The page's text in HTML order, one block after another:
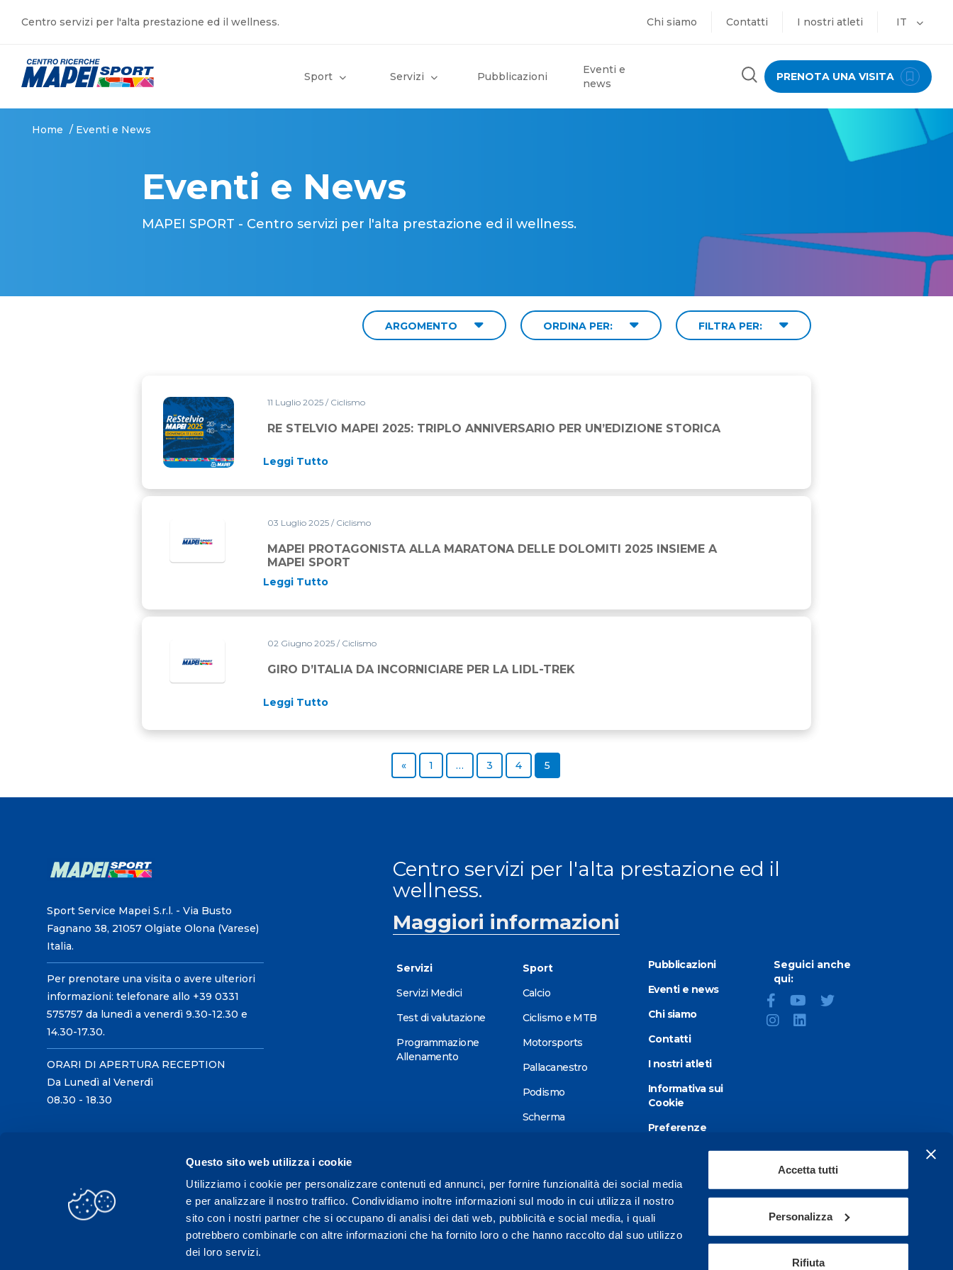
Questo sito web utilizza i cookie
Utilizziamo i cookie per personalizzare contenuti ed annunci, per fornire funzionalità dei social media
e per analizzare il nostro traffico. Condividiamo inoltre informazioni sul modo in cui utilizza il nostro
sito con i nostri partner che si occupano di analisi dei dati web, pubblicità e social media, i quali
potrebbero combinarle con altre informazioni che ha fornito loro o che hanno raccolto dal suo utilizzo
dei loro servizi.
Accetta tutti
Personalizza
Rifiuta
Centro servizi per l'alta prestazione ed il wellness. Chi siamo Contatti I nostri atleti IT
Sport Servizi Pubblicazioni
Eventi e
news
PRENOTA UNA VISITA
Home / Eventi e News
Eventi e News
MAPEI SPORT - Centro servizi per l'alta prestazione ed il wellness.
ARGOMENTO ORDINA PER: FILTRA PER:
RE STELVIO MAPEI 2025: TRIPLO ANNIVERSARIO PER UN’EDIZIONE STORICA
11 Luglio 2025 / Ciclismo
RE STELVIO MAPEI 2025: TRIPLO ANNIVERSARIO PER UN’EDIZIONE STORICA
Leggi Tutto
03 Luglio 2025 / Ciclismo
MAPEI PROTAGONISTA ALLA MARATONA DELLE DOLOMITI 2025 INSIEME A
MAPEI SPORT
Leggi Tutto
02 Giugno 2025 / Ciclismo
GIRO D’ITALIA DA INCORNICIARE PER LA LIDL-TREK
Leggi Tutto
«Previous page
Page
1 … Page
3 Page
4 Page
5
Sport Service Mapei S.r.l. - Via Busto
Fagnano 38, 21057 Olgiate Olona (Varese)
Italia.
Per prenotare una visita o avere ulteriori
informazioni: telefonare allo +39 0331
575757 da lunedì a venerdì 9.30-12.30 e
14.30-17.30.
ORARI DI APERTURA RECEPTION
Da Lunedì al Venerdì
08.30 - 18.30
Centro servizi per l'alta prestazione ed il
wellness.
Maggiori informazioni
Servizi
Servizi Medici
Test di valutazione
Programmazione
Allenamento
Sport
Calcio
Ciclismo e MTB
Motorsports
Pallacanestro
Podismo
Scherma
Triathlon
Wellness
Altri sport
Pubblicazioni
Eventi e news
Chi siamo
Contatti
I nostri atleti
Informativa sui
Cookie
Preferenze
Dichiarazione di
accessibilità
Seguici anche
qui: